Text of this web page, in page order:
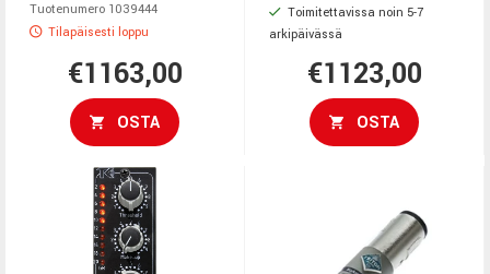
Tuotenumero 1039444
Tilapäisesti loppu
€1163,00
OSTA
Toimitettavissa noin 5-7
arkipäivässä
€1123,00
OSTA